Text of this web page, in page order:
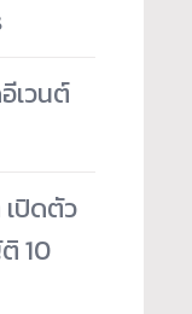
เวนต์
ปิดตัว
10